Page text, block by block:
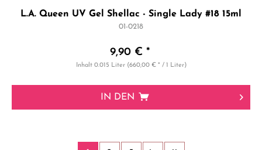
L.A. Queen UV Gel Shellac - Single Lady #18 15ml
01-0218
9,90 € *
Inhalt 0.015 Liter (660,00 € * / 1 Liter)
IN DEN